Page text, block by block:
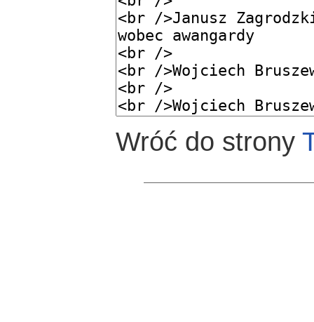
Wróć do strony